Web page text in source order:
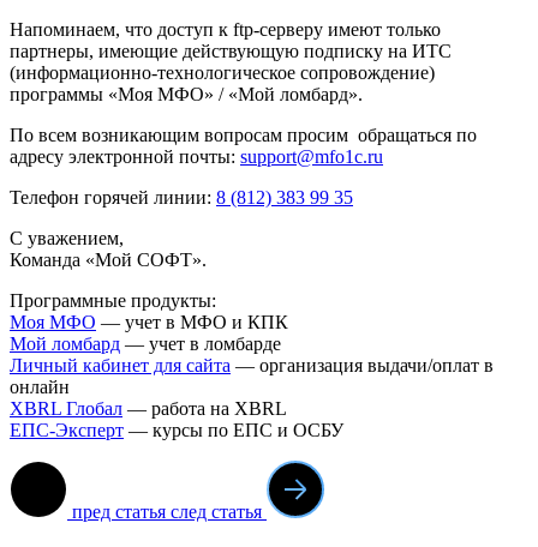
Напоминаем, что доступ к ftp-серверу имеют только
партнеры, имеющие действующую подписку на ИТС
(информационно-технологическое сопровождение)
программы «Моя МФО» / «Мой ломбард».
По всем возникающим вопросам просим обращаться по
адресу электронной почты: support@mfo1c.ru
Телефон горячей линии: 8 (812) 383 99 35
С уважением,
Команда «Мой СОФТ».
Программные продукты:
Моя МФО — учет в МФО и КПК
Мой ломбард — учет в ломбарде
Личный кабинет для сайта — организация выдачи/оплат в
онлайн
XBRL Глобал — работа на XBRL
ЕПС-Эксперт — курсы по ЕПС и ОСБУ
пред статья след статья